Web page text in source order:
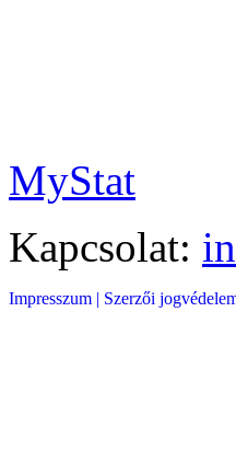
MyStat
Kapcsolat:
Impresszum | Szerzői